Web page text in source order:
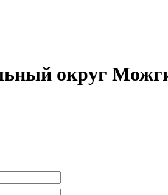
округ